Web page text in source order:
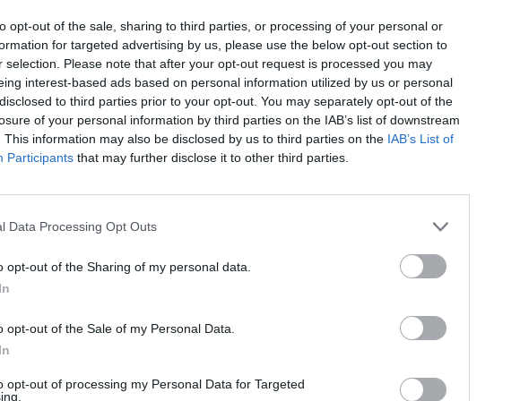
opt-out of the sale, sharing to third parties, or processing of your personal or
for targeted advertising by us, please use the below opt-out section to
selection. Please note that after your opt-out request is processed you may
interest-based ads based on personal information utilized by us or personal
to third parties prior to your opt-out. You may separately opt-out of the
of your personal information by third parties on the IAB’s list of downstream
This information may also be disclosed by us to third parties on the IAB’s List of
Participants that may further disclose it to other third parties.
Data Processing Opt Outs
opt-out of the Sharing of my personal data.
opt-out of the Sale of my Personal Data.
opt-out of processing my Personal Data for Targeted
El Linares Deportivo dejó pasar los minutos en
de que no le valía el empate a cero, adelantó
ordenó a sus hombres que atacaran sin piedad, lo
sin embargo, no supo aprovechar.
al equipo de Torres, pero no se reflejó en
reloj y aprovechó la experiencia de sus hombres
visitante no renunció en ningún momento a su
de Isaac por Jaime era una muestra de que
sin morir en el intento. El choque entró en una
momento podía caer el gol de un lado o de otro.
de las mejores oportunidades en el último tramo
en busca del tanto que les permitiera prolongar
al Linares es la fortaleza defensiva, en la
llegar a los últimos minutos con una
de competiciones es clave, como así
aprovechó el empuje de la afición, dio la